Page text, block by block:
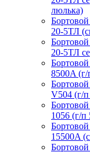
люлька)
20-5ТЛ
20-5ТЛ
8500A (г/
V504 (г/
1056 (г/п
15500A